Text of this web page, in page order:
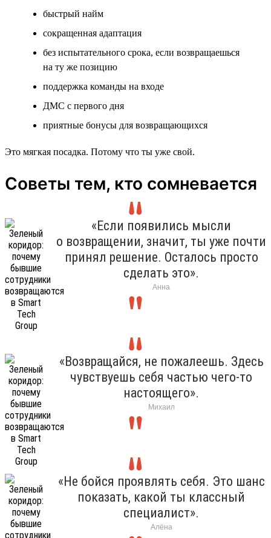
быстрый найм
сокращенная адаптация
без испытательного срока, если возвращаешься
на ту же позицию
поддержка команды на входе
ДМС с первого дня
приятные бонусы для возвращающихся
Это мягкая посадка. Потому что ты уже свой.
Советы тем, кто сомневается
«Если появились мысли
о возвращении, значит, ты уже почти
принял решение. Осталось просто
сделать это».
Анна
«Возвращайся, не пожалеешь. Здесь
чувствуешь себя частью чего-то
настоящего».
Михаил
«Не бойся проявлять себя. Это шанс
показать, какой ты классный
специалист».
Алёна